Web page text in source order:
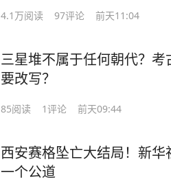
4.1万阅读 97评论 前天11:04
三星堆不属于任何朝代？
要改写？
85阅读 1评论 前天09:44
西安赛格坠亡大结局！新
一个公道